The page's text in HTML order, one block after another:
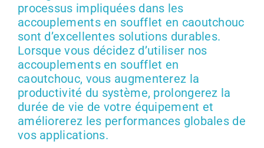
processus impliquées dans les
accouplements en soufflet en caoutchouc
sont d’excellentes solutions durables.
Lorsque vous décidez d’utiliser nos
accouplements en soufflet en
caoutchouc, vous augmenterez la
productivité du système, prolongerez la
durée de vie de votre équipement et
améliorerez les performances globales de
vos applications.